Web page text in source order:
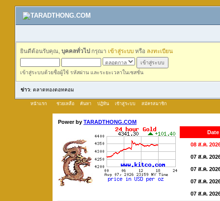
ยินดีต้อนรับคุณ, บุคคลทั่วไป กรุณา เข้าสู่ระบบ หรือ ลงทะเบียน
เข้าสู่ระบบด้วยชื่อผู้ใช้ รหัสผ่าน และระยะเวลาในเซสชั่น
ข่าว: ตลาดทองดอทคอม
หน้าแรก ช่วยเหลือ ค้นหา ปฏิทิน เข้าสู่ระบบ สมัครสมาชิก